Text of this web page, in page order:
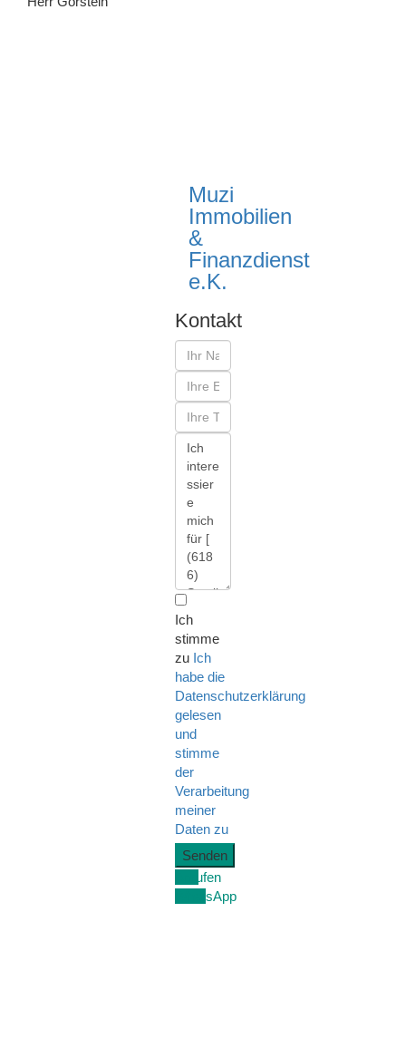
Muzi
Immobilien
&
Finanzdienst
e.K.
Kontakt
Ich
stimme
zu Ich
habe die
Datenschutzerklärung
gelesen
und
stimme
der
Verarbeitung
meiner
Daten zu
Anrufen
WhatsApp